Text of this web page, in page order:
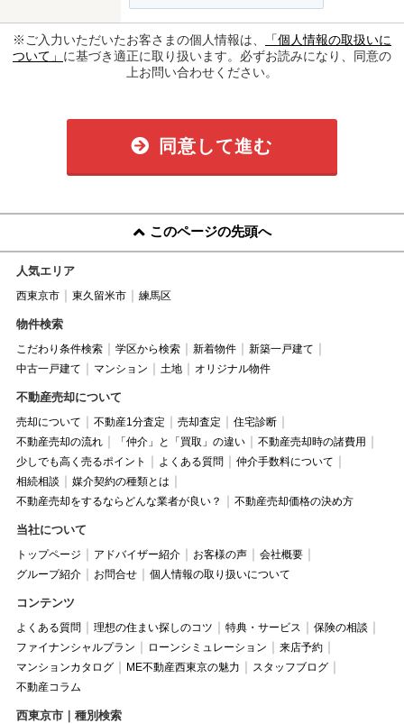
※ご入力いただいたお客さまの個人情報は、
「個人情報の取扱いに
ついて」 に基づき適正に取り扱います。必ずお読みになり、同意の
上お問い合わせください。
同意して進む
このページの先頭へ
人気エリア
西東京市 東久留米市 練馬区
物件検索
こだわり条件検索 学区から検索 新着物件
新築一戸建て
中古一戸建て
マンション 土地 オリジナル物件
不動産売却について
売却について 不動産1分査定 売却査定
住宅診断
不動産売却の流れ
「仲介」と「買取」の違い
不動産売却時の諸費用
少しでも高く売るポイント
よくある質問
仲介手数料について
相続相談
媒介契約の種類とは
不動産売却をするならどんな業者が良い？
不動産売却価格の決め方
当社について
トップページ アドバイザー紹介 お客様の声
会社概要
グループ紹介
お問合せ 個人情報の取り扱いについて
コンテンツ
よくある質問 理想の住まい探しのコツ 特典・サービス
保険の相談
ファイナンシャルプラン
ローンシミュレーション
来店予約
マンションカタログ
ME不動産西東京の魅力
スタッフブログ
不動産コラム
西東京市｜種別検索